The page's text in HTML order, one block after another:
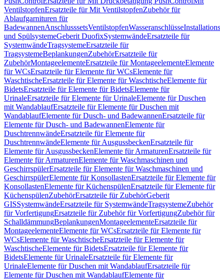
VentilstopfenErsatzteile für Mit VentilstopfenZubehör für
Ablaufgarnituren für
BadewannenAnschlusssetsVentilstopfenWasseranschlüsse
und SpülsystemeGeberit DuofixSystemwändeErsatzteile für
SystemwändeTragsystemeErsatzteile für
TragsystemeBeplankungenZubehörErsatzteile für
ZubehörMontageelementeErsatzteile für MontageelementeElemente
für WCsErsatzteile für Elemente für WCsElemente für
WaschtischeErsatzteile für Elemente für WaschtischeElemente für
BidetsErsatzteile für Elemente für BidetsElemente für
UrinaleErsatzteile für Elemente für UrinaleElemente für Duschen
mit WandablaufErsatzteile für Elemente für Duschen mit
WandablaufElemente für Dusch- und BadewannenErsatzteile für
Elemente für Dusch- und BadewannenElemente für
DuschtrennwändeErsatzteile für Elemente für
DuschtrennwändeElemente für AusgussbeckenErsatzteile für
Elemente für AusgussbeckenElemente für ArmaturenErsatzteile für
Elemente für ArmaturenElemente für Waschmaschinen und
GeschirrspülerErsatzteile für Elemente für Waschmaschinen und
GeschirrspülerElemente für KonsollastenErsatzteile für Elemente für
KonsollastenElemente für KüchenspülenErsatzteile für Elemente für
KüchenspülenZubehörErsatzteile für ZubehörGeberit
GISSystemwändeErsatzteile für SystemwändeTragsystemeZubehör
für VorfertigungErsatzteile für Zubehör für VorfertigungZubehör für
SchalldämmungBeplankungenMontageelementeErsatzteile für
MontageelementeElemente für WCsErsatzteile für Elemente für
WCsElemente für WaschtischeErsatzteile für Elemente für
WaschtischeElemente für BidetsErsatzteile für Elemente für
BidetsElemente für UrinaleErsatzteile für Elemente für
UrinaleElemente für Duschen mit WandablaufErsatzteile für
Elemente für Duschen mit WandablaufElemente für